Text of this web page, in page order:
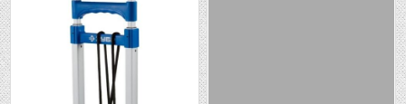
Posted
in